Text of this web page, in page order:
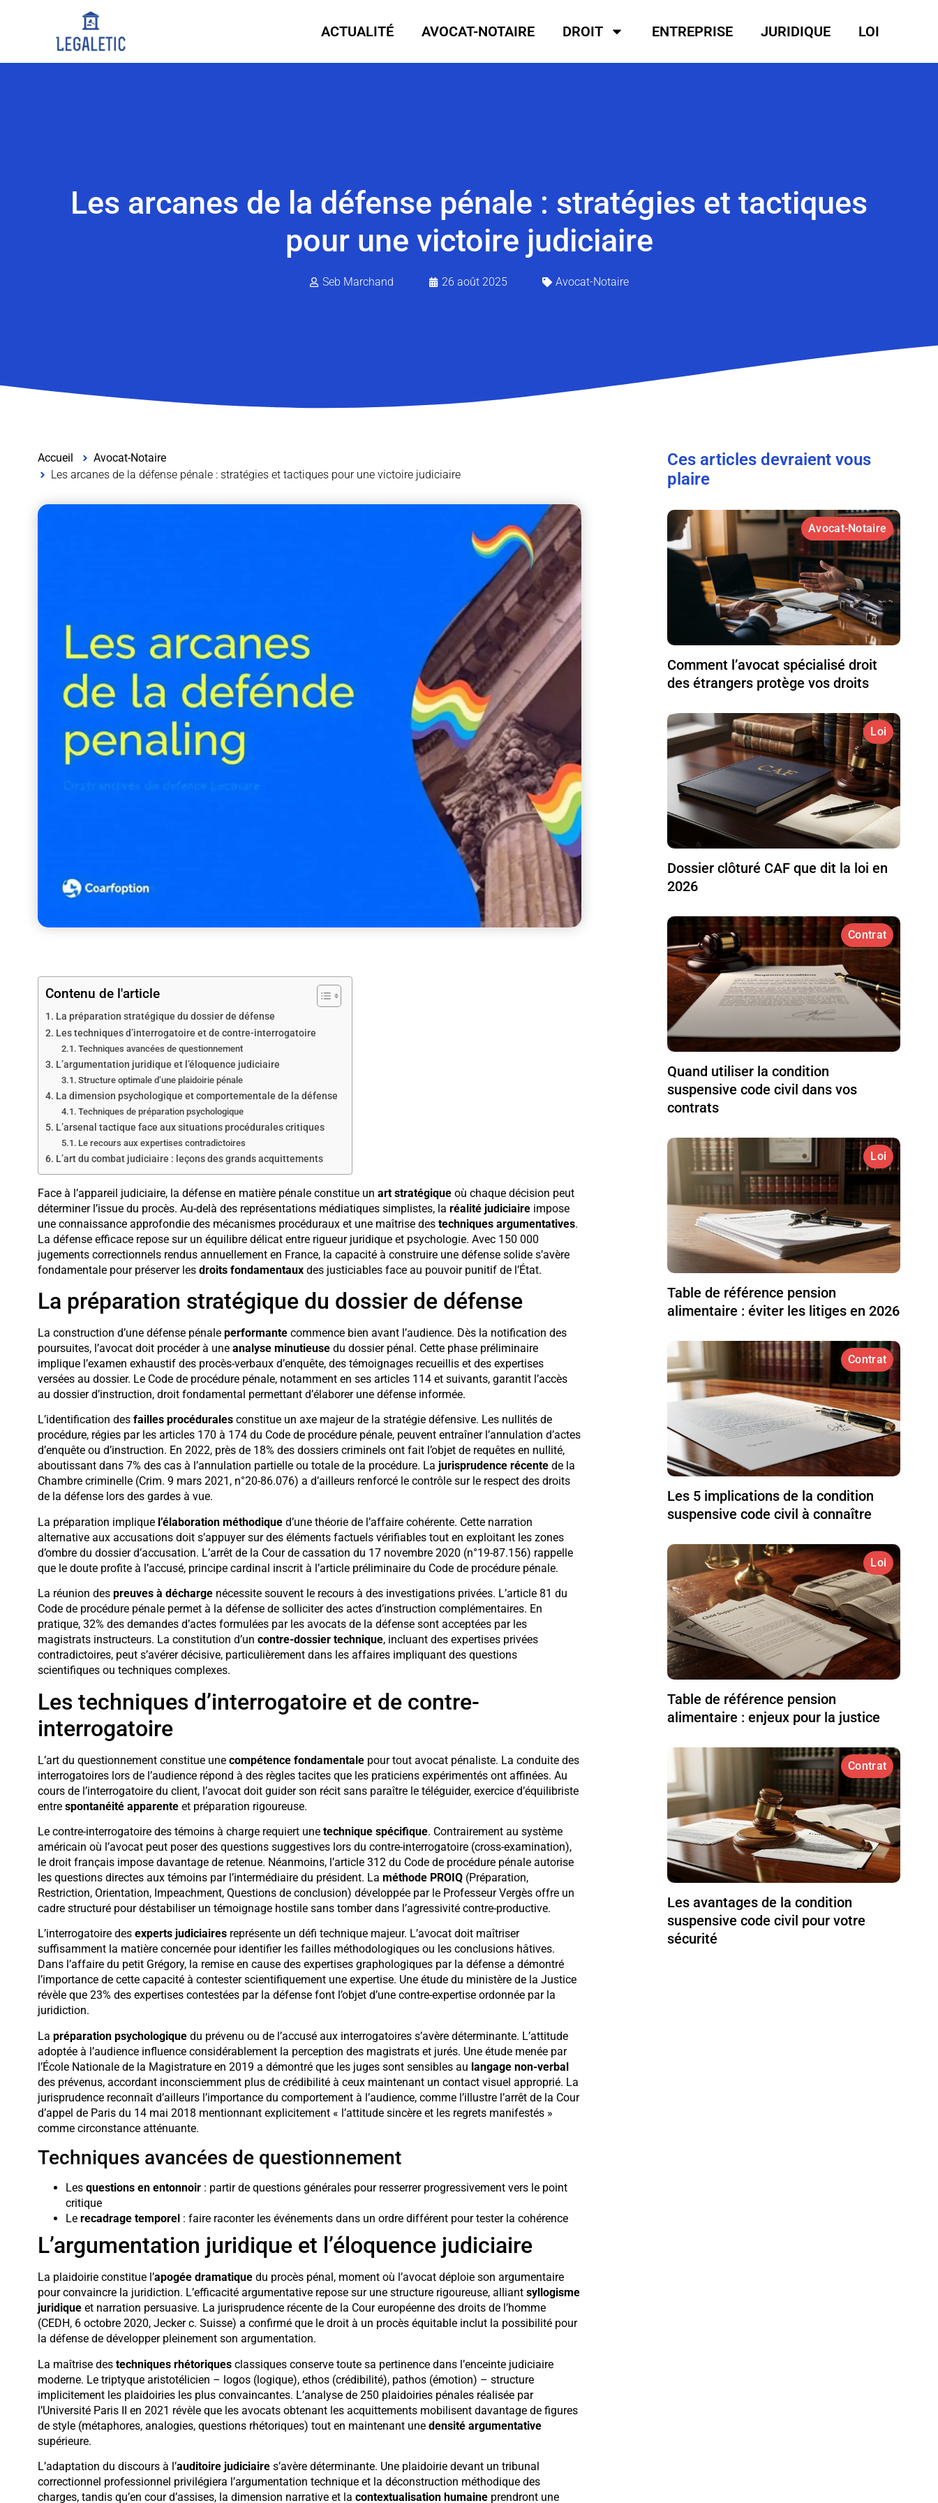
ACTUALITÉ AVOCAT-NOTAIRE DROIT ENTREPRISE JURIDIQUE LOI
Les arcanes de la défense pénale : stratégies et tactiques
pour une victoire judiciaire
Seb Marchand 26 août 2025 Avocat-Notaire
Accueil
Avocat-Notaire
Les arcanes de la défense pénale : stratégies et tactiques pour une victoire judiciaire
Contenu de l'article
La préparation stratégique du dossier de défense
Les techniques d’interrogatoire et de contre-interrogatoire
Techniques avancées de questionnement
L’argumentation juridique et l’éloquence judiciaire
Structure optimale d’une plaidoirie pénale
La dimension psychologique et comportementale de la défense
Techniques de préparation psychologique
L’arsenal tactique face aux situations procédurales critiques
Le recours aux expertises contradictoires
L’art du combat judiciaire : leçons des grands acquittements
Face à l’appareil judiciaire, la défense en matière pénale constitue un art stratégiqueoù chaque décision peut
déterminer l’issue du procès. Au-delà des représentations médiatiques simplistes, la réalité judiciaireimpose
une connaissance approfondie des mécanismes procéduraux et une maîtrise des techniques argumentatives.
La défense efficace repose sur un équilibre délicat entre rigueur juridique et psychologie. Avec 150 000
jugements correctionnels rendus annuellement en France, la capacité à construire une défense solide s’avère
fondamentale pour préserver les droits fondamentauxdes justiciables face au pouvoir punitif de l’État.
La préparation stratégique du dossier de défense
La construction d’une défense pénale performantecommence bien avant l’audience. Dès la notification des
poursuites, l’avocat doit procéder à une analyse minutieusedu dossier pénal. Cette phase préliminaire
implique l’examen exhaustif des procès-verbaux d’enquête, des témoignages recueillis et des expertises
versées au dossier. Le Code de procédure pénale, notamment en ses articles 114 et suivants, garantit l’accès
au dossier d’instruction, droit fondamental permettant d’élaborer une défense informée.
L’identification des failles procéduralesconstitue un axe majeur de la stratégie défensive. Les nullités de
procédure, régies par les articles 170 à 174 du Code de procédure pénale, peuvent entraîner l’annulation d’actes
d’enquête ou d’instruction. En 2022, près de 18% des dossiers criminels ont fait l’objet de requêtes en nullité,
aboutissant dans 7% des cas à l’annulation partielle ou totale de la procédure. La jurisprudence récentede la
Chambre criminelle (Crim. 9 mars 2021, n°20-86.076) a d’ailleurs renforcé le contrôle sur le respect des droits
de la défense lors des gardes à vue.
La préparation implique l’élaboration méthodiqued’une théorie de l’affaire cohérente. Cette narration
alternative aux accusations doit s’appuyer sur des éléments factuels vérifiables tout en exploitant les zones
d’ombre du dossier d’accusation. L’arrêt de la Cour de cassation du 17 novembre 2020 (n°19-87.156) rappelle
que le doute profite à l’accusé, principe cardinal inscrit à l’article préliminaire du Code de procédure pénale.
La réunion des preuves à déchargenécessite souvent le recours à des investigations privées. L’article 81 du
Code de procédure pénale permet à la défense de solliciter des actes d’instruction complémentaires. En
pratique, 32% des demandes d’actes formulées par les avocats de la défense sont acceptées par les
magistrats instructeurs. La constitution d’un contre-dossier technique, incluant des expertises privées
contradictoires, peut s’avérer décisive, particulièrement dans les affaires impliquant des questions
scientifiques ou techniques complexes.
Les techniques d’interrogatoire et de contre-
interrogatoire
L’art du questionnement constitue une compétence fondamentalepour tout avocat pénaliste. La conduite des
interrogatoires lors de l’audience répond à des règles tacites que les praticiens expérimentés ont affinées. Au
cours de l’interrogatoire du client, l’avocat doit guider son récit sans paraître le téléguider, exercice d’équilibriste
entre spontanéité apparenteet préparation rigoureuse.
Le contre-interrogatoire des témoins à charge requiert une technique spécifique. Contrairement au système
américain où l’avocat peut poser des questions suggestives lors du contre-interrogatoire (cross-examination),
le droit français impose davantage de retenue. Néanmoins, l’article 312 du Code de procédure pénale autorise
les questions directes aux témoins par l’intermédiaire du président. La méthode PROIQ(Préparation,
Restriction, Orientation, Impeachment, Questions de conclusion) développée par le Professeur Vergès offre un
cadre structuré pour déstabiliser un témoignage hostile sans tomber dans l’agressivité contre-productive.
L’interrogatoire des experts judiciairesreprésente un défi technique majeur. L’avocat doit maîtriser
suffisamment la matière concernée pour identifier les failles méthodologiques ou les conclusions hâtives.
Dans l’affaire du petit Grégory, la remise en cause des expertises graphologiques par la défense a démontré
l’importance de cette capacité à contester scientifiquement une expertise. Une étude du ministère de la Justice
révèle que 23% des expertises contestées par la défense font l’objet d’une contre-expertise ordonnée par la
juridiction.
La préparation psychologiquedu prévenu ou de l’accusé aux interrogatoires s’avère déterminante. L’attitude
adoptée à l’audience influence considérablement la perception des magistrats et jurés. Une étude menée par
l’École Nationale de la Magistrature en 2019 a démontré que les juges sont sensibles au langage non-verbal
des prévenus, accordant inconsciemment plus de crédibilité à ceux maintenant un contact visuel approprié. La
jurisprudence reconnaît d’ailleurs l’importance du comportement à l’audience, comme l’illustre l’arrêt de la Cour
d’appel de Paris du 14 mai 2018 mentionnant explicitement « l’attitude sincère et les regrets manifestés »
comme circonstance atténuante.
Techniques avancées de questionnement
Les questions en entonnoir: partir de questions générales pour resserrer progressivement vers le point
critique
Le recadrage temporel : faire raconter les événements dans un ordre différent pour tester la cohérence
L’argumentation juridique et l’éloquence judiciaire
La plaidoirie constitue l’apogée dramatiquedu procès pénal, moment où l’avocat déploie son argumentaire
pour convaincre la juridiction. L’efficacité argumentative repose sur une structure rigoureuse, alliant syllogisme
juridiqueet narration persuasive. La jurisprudence récente de la Cour européenne des droits de l’homme
(CEDH, 6 octobre 2020, Jecker c. Suisse) a confirmé que le droit à un procès équitable inclut la possibilité pour
la défense de développer pleinement son argumentation.
La maîtrise des techniques rhétoriquesclassiques conserve toute sa pertinence dans l’enceinte judiciaire
moderne. Le triptyque aristotélicien – logos (logique), ethos (crédibilité), pathos (émotion) – structure
implicitement les plaidoiries les plus convaincantes. L’analyse de 250 plaidoiries pénales réalisée par
l’Université Paris II en 2021 révèle que les avocats obtenant les acquittements mobilisent davantage de figures
de style (métaphores, analogies, questions rhétoriques) tout en maintenant une densité argumentative
supérieure.
L’adaptation du discours à l’auditoire judiciaires’avère déterminante. Une plaidoirie devant un tribunal
correctionnel professionnel privilégiera l’argumentation technique et la déconstruction méthodique des
charges, tandis qu’en cour d’assises, la dimension narrative et la contextualisation humaineprendront une
Ces articles devraient vous
plaire
Avocat-Notaire
Comment l’avocat spécialisé droit
des étrangers protège vos droits
Loi
Dossier clôturé CAF que dit la loi en
2026
Contrat
Quand utiliser la condition
suspensive code civil dans vos
contrats
Loi
Table de référence pension
alimentaire : éviter les litiges en 2026
Contrat
Les 5 implications de la condition
suspensive code civil à connaître
Loi
Table de référence pension
alimentaire : enjeux pour la justice
Contrat
Les avantages de la condition
suspensive code civil pour votre
sécurité